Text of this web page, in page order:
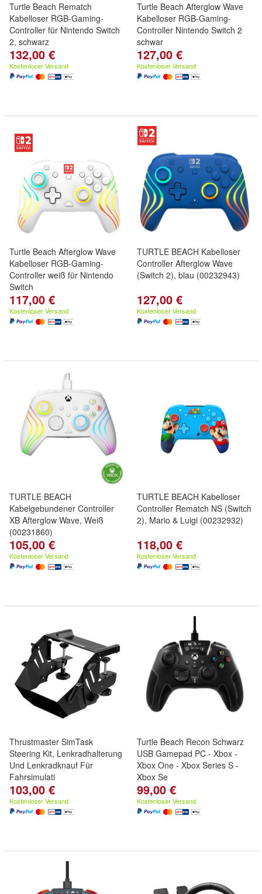
Turtle Beach Rematch
Kabelloser RGB-Gaming-
Controller für Nintendo Switch
2, schwarz
132,00 €
Kostenloser Versand
Turtle Beach Afterglow Wave
Kabelloser RGB-Gaming-
Controller Nintendo Switch 2
schwar
127,00 €
Kostenloser Versand
Turtle Beach Afterglow Wave
Kabelloser RGB-Gaming-
Controller weiß für Nintendo
Switch
117,00 €
Kostenloser Versand
TURTLE BEACH Kabelloser
Controller Afterglow Wave
(Switch 2), blau (00232943)
127,00 €
Kostenloser Versand
TURTLE BEACH
Kabelgebundener Controller
XB Afterglow Wave, Weiß
(00231860)
105,00 €
Kostenloser Versand
TURTLE BEACH Kabelloser
Controller Rematch NS (Switch
2), Mario & Luigi (00232932)
118,00 €
Kostenloser Versand
Thrustmaster SimTask
Steering Kit, Lenkradhalterung
Und Lenkradknauf Für
Fahrsimulati
103,00 €
Kostenloser Versand
Turtle Beach Recon Schwarz
USB Gamepad PC - Xbox -
Xbox One - Xbox Series S -
Xbox Se
99,00 €
Kostenloser Versand